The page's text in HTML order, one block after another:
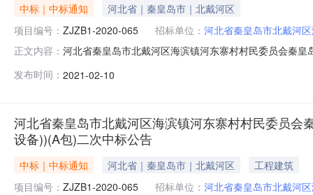
中标｜中标通知
河北省｜秦皇岛市｜北戴河区
项目编号： ZJZB1-2020-065 招标单位： 河北省秦皇岛市北戴河
正文内容： 河北省秦皇岛市北戴河区海滨镇河东寨村村民委员会秦
戴河区海滨镇河东寨村建设项目发展村集体经济洗衣房
发布时间： 2021-02-10
河北省秦皇岛市北戴河区海滨镇河东寨村村民委员
设备))(A包)二次中标公告
中标｜中标通知 河北省｜秦皇岛市｜北戴河区
工程建筑
项目编号： ZJZB1-2020-065 招标单位： 河北省秦皇岛市北戴河